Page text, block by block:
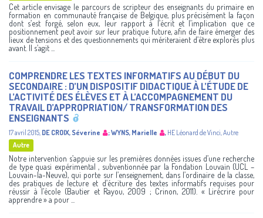
Cet article envisage le parcours de scripteur des enseignants du primaire en
formation en communauté française de Belgique, plus précisément la façon
dont s’est forgé, selon eux, leur rapport à l’écrit et l’implication que ce
positionnement peut avoir sur leur pratique future, afin de faire émerger des
lieux de tensions et des questionnements qui mériteraient d’être explorés plus
avant. Il s’agit ...
COMPRENDRE LES TEXTES INFORMATIFS AU DÉBUT DU
SECONDAIRE : D’UN DISPOSITIF DIDACTIQUE À L’ÉTUDE DE
L’ACTIVITÉ DES ÉLÈVES ET À L’ACCOMPAGNEMENT DU
TRAVAIL D’APPROPRIATION/ TRANSFORMATION DES
ENSEIGNANTS
17 avril 2015, DE CROIX, Séverine ;WYNS, Marielle , HE Léonard de Vinci,Autre
Autre
Notre intervention s’appuie sur les premières données issues d’une recherche
de type quasi expérimental , subventionnée par la Fondation Louvain (UCL –
Louvain-la-Neuve), qui porte sur l’enseignement, dans l’ordinaire de la classe,
des pratiques de lecture et d’écriture des textes informatifs requises pour
réussir à l’école (Bautier et Rayou, 2009 ; Crinon, 2011). « Lirécrire pour
apprendre » a pour ...